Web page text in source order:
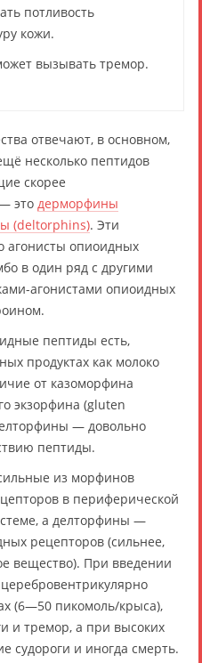
потливость
кожи.
вызывать тремор.
отвечают, в основном,
несколько пептидов
скорее
это дерморфины
(deltorphins). Эти
агонисты опиоидных
в один ряд с другими
агонистами опиоидных
пептиды есть,
продуктах как молоко
от казоморфина
экзорфина (gluten
— довольно
пептиды.
из морфинов
в периферической
а делторфины —
рецепторов (сильнее,
вещество). При введении
(6—50 пикомоль/крыса),
и тремор, а при высоких
судороги и иногда смерть.